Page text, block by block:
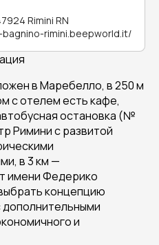
Rimini RN
rimini.beepworld.it/
в Маребелло, в 250 м
с отелем есть кафе,
остановка (№
Римини с развитой
в 3 км —
имени Федерико
концепцию
и